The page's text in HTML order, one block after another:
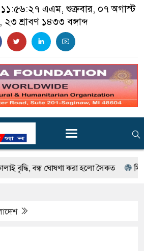
১১:৫৬:২৮ এএম, শুক্রবার, ০৭ অগাস্ট
২৩ শ্রাবণ ১৪৩৩ বঙ্গাব্দ
করা হলো সৈকত সিলেটে দুই